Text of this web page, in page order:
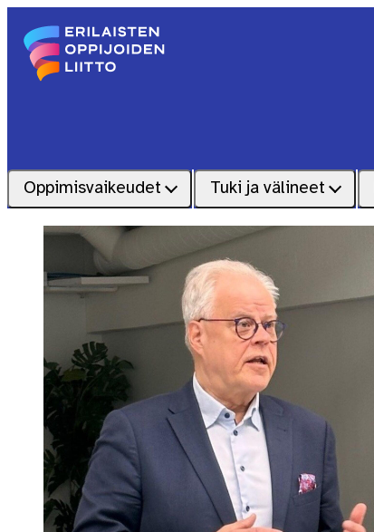
Oppimisvaikeudet Tuki ja välineet